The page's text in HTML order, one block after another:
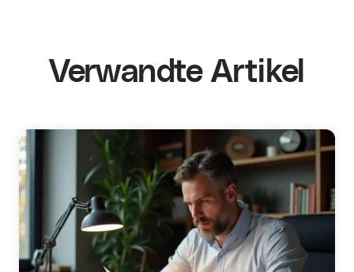
Verwandte Artikel